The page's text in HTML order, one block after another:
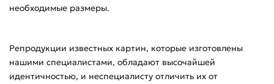
необходимые размеры.
Репродукции известных картин, которые изготовлены
нашими специалистами, обладают высочайшей
идентичностью, и неспециалисту отличить их от